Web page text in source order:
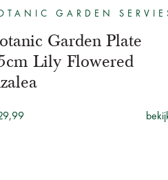
GARDEN
Garden Plate
Lily Flowered